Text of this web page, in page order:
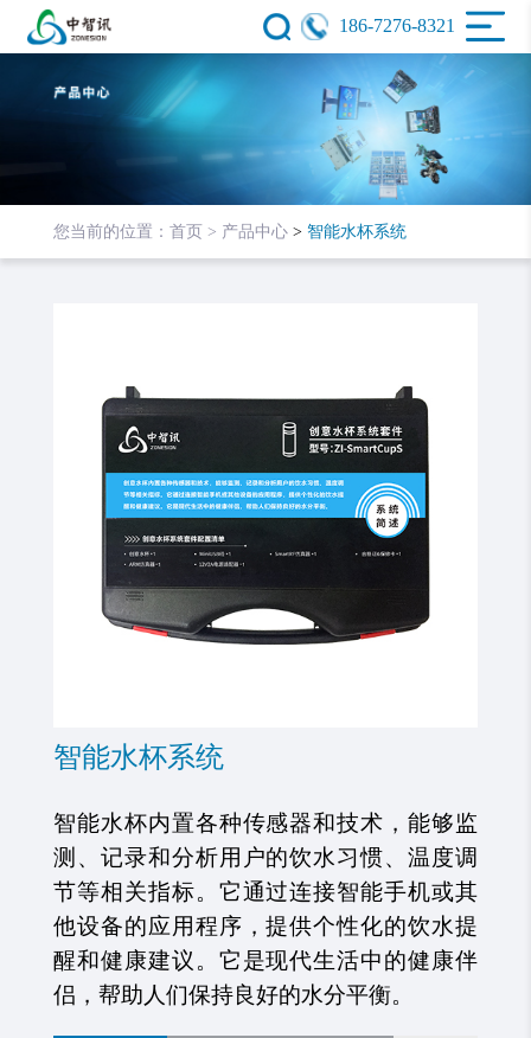
186-7276-8321
您当前的位置： 首页 > 产品中心> 智能水杯系统
智能水杯系统
智能水杯内置各种传感器和技术，能够监
测、记录和分析用户的饮水习惯、温度调
节等相关指标。它通过连接智能手机或其
他设备的应用程序，提供个性化的饮水提
醒和健康建议。它是现代生活中的健康伴
侣，帮助人们保持良好的水分平衡。